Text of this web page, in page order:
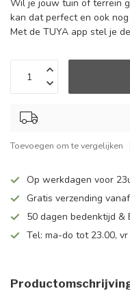
Wil je jouw tuin of terrein
kan dat perfect en ook
Met de TUYA app stel je
Toevoegen om te vergelijken
Op werkdagen voor
Gratis verzending
50 dagen bedenktijd
Tel: ma-do tot 23.00,